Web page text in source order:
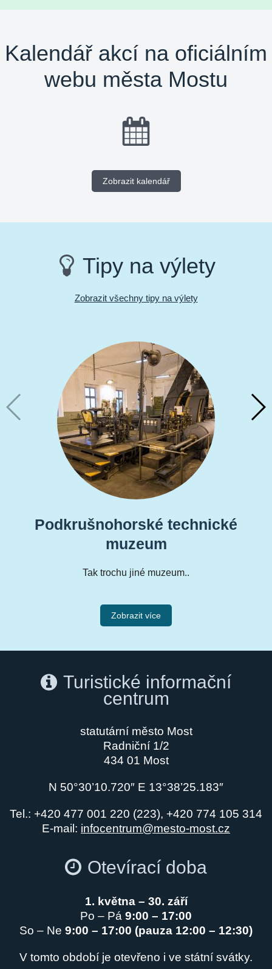
Kalendář akcí na oficiálním
webu města Mostu
Zobrazit kalendář
Tipy na výlety
Zobrazit všechny tipy na výlety
Podkrušnohorské technické
muzeum
Tak trochu jiné muzeum..
Zobrazit více
Turistické informační
centrum
statutární město Most
Radniční 1/2
434 01 Most
N 50°30’10.720″ E 13°38’25.183″
Tel.: +420 477 001 220 (223), +420 774 105 314
E-mail: infocentrum@mesto-most.cz
Otevírací doba
1. května – 30. září
Po – Pá 9:00 – 17:00
So – Ne 9:00 – 17:00 (pauza 12:00 – 12:30)
V tomto období je otevřeno i ve státní svátky.